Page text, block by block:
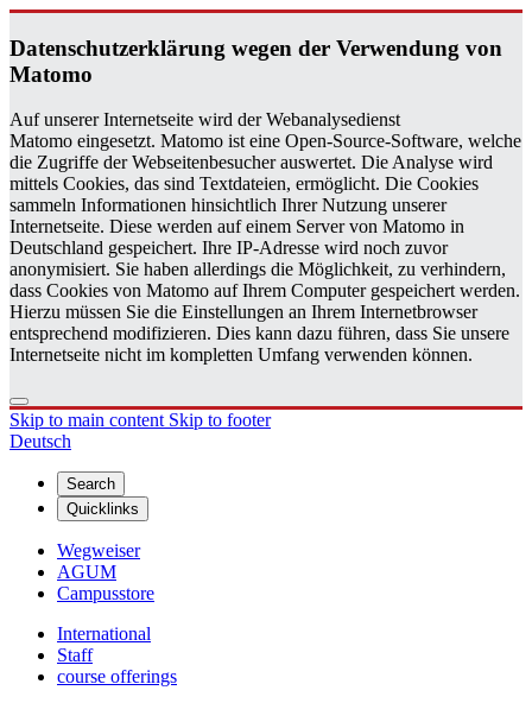
Daten­schutzerklärung wegen der Ver­wen­dung von
Matomo
Auf unserer Internetseite wird der Webanalysedienst
Matomo eingesetzt. Matomo ist eine Open-Source-Software, welche
die Zugriffe der Webseitenbesucher auswertet. Die Analyse wird
mittels Cookies, das sind Textdateien, ermöglicht. Die Cookies
sammeln Informationen hinsichtlich Ihrer Nutzung unserer
Internetseite. Diese werden auf einem Server von Matomo in
Deutschland gespeichert. Ihre IP-Adresse wird noch zuvor
anonymisiert. Sie haben allerdings die Möglichkeit, zu verhindern,
dass Cookies von Matomo auf Ihrem Computer gespeichert werden.
Hierzu müssen Sie die Einstellungen an Ihrem Internetbrowser
entsprechend modifizieren. Dies kann dazu führen, dass Sie unsere
Internetseite nicht im kompletten Umfang verwenden können.
Skip to main content Skip to footer
Deutsch
Search
Quicklinks
Wegweiser
AGUM
Campusstore
International
Staff
course offerings